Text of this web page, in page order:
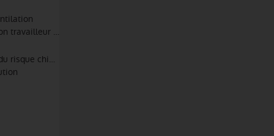
travailleur isolé, sécurité A.R.I
risque chimique